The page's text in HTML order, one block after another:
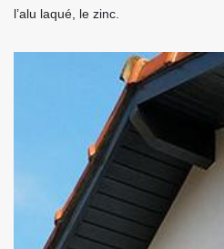
l’alu laqué, le zinc.